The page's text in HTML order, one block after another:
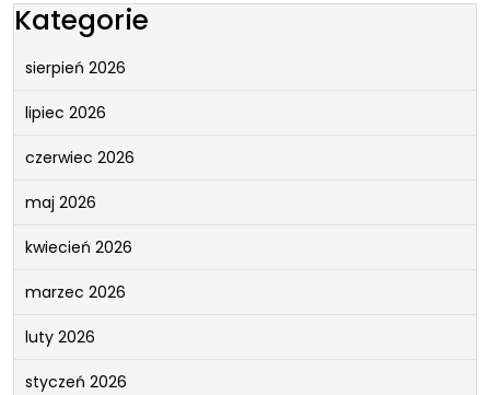
Kategorie
sierpień 2026
lipiec 2026
czerwiec 2026
maj 2026
kwiecień 2026
marzec 2026
luty 2026
styczeń 2026